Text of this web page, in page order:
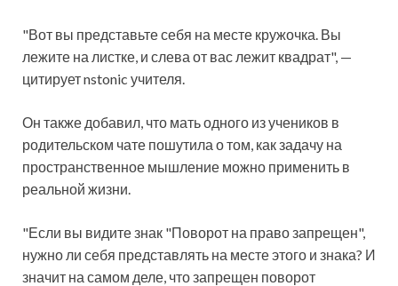
"Вот вы представьте себя на месте кружочка. Вы
лежите на листке, и слева от вас лежит квадрат", —
цитирует nstonic учителя.
Он также добавил, что мать одного из учеников в
родительском чате пошутила о том, как задачу на
пространственное мышление можно применить в
реальной жизни.
"Если вы видите знак "Поворот на право запрещен",
нужно ли себя представлять на месте этого и знака? И
значит на самом деле, что запрещен поворот